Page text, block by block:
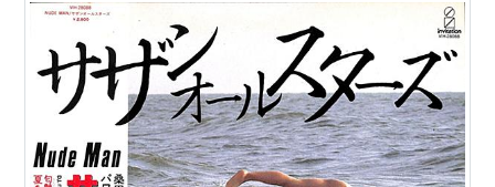
| インサート付き | 盤面=EX ジャケット=EX | #桑
田佳祐 原由子 他 |